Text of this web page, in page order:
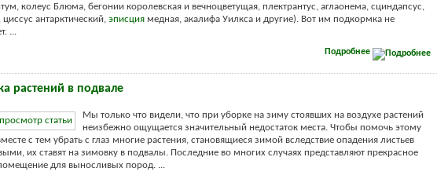
колеус Блюма, бегонии королевская и вечноцветущая, плектрантус, аглаонема, сциндапсус,
антарктический, эписциямедная, акалифа Уилкса и другие). Вот им подкормка не
...
Подробнее
растений в подвале
Мы только что видели, что при уборке на зиму стоявших на воздухе растений
неизбежно ощущается значительный недостаток места. Чтобы помочь этому
с тем убрать с глаз многие растения, становящиеся зимой вследствие опадения листьев
их ставят на зимовку в подвалы. Последние во многих случаях представляют прекрасное
для выносливых пород. ...